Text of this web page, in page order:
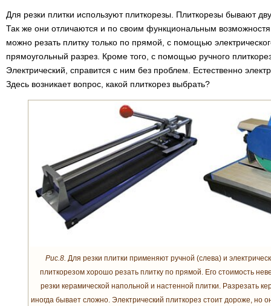
Для резки плитки используют плиткорезы. Плиткорезы бывают
Так же они отличаются и по своим функциональным
можно резать плитку только по прямой, с помощью
прямоугольный разрез. Кроме того, с помощью ручного
Электрический, справится с ним без проблем. Естественно
Здесь возникает вопрос, какой плиткорез выбрать?
Рис.8. Для резки плитки применяют ручной (слева) и
плиткорезом хорошо резать плитку по прямой. Его стоимость
резки керамической напольной и настенной плитки. Разрезать
иногда бывает сложно. Электрический плиткорез стоит дороже, но